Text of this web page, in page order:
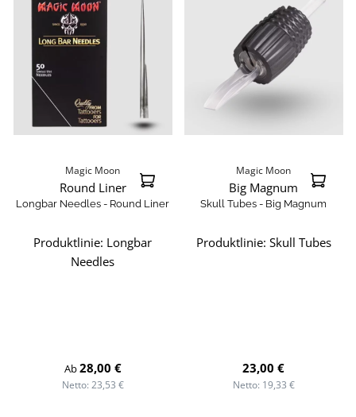
Magic Moon
Round Liner
Longbar Needles - Round Liner
Produktlinie: Longbar
Needles
Regulärer Preis:
Ab28,00 €
Netto: 23,53 €
Magic Moon
Big Magnum
Skull Tubes - Big Magnum
Produktlinie: Skull Tubes
Regulärer Preis:
23,00 €
Netto: 19,33 €